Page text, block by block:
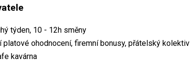
týden, 10 - 12h směny
platové ohodnocení, firemní bonusy, přátelský kolektiv
kavárna